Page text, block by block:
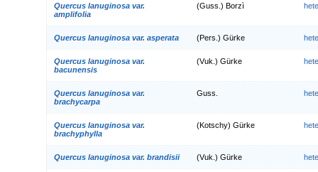
Quercus lanuginosa var.
amplifolia
(Guss.) Borzì
Quercus lanuginosa var. asperata (Pers.) Gürke
Quercus lanuginosa var.
bacunensis
(Vuk.) Gürke
Quercus lanuginosa var.
brachycarpa
Guss.
Quercus lanuginosa var.
brachyphylla
(Kotschy) Gürke
Quercus lanuginosa var. brandisii (Vuk.) Gürke